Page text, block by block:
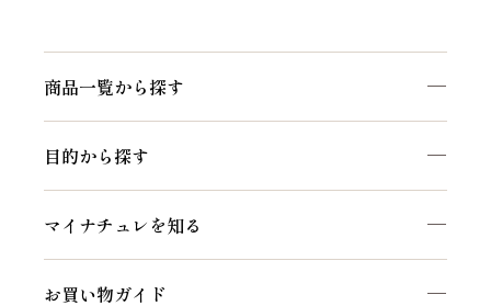
商品一覧から探す
目的から探す
マイナチュレを知る
お買い物ガイド